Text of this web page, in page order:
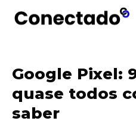
Google Pixel:
quase todos
saber